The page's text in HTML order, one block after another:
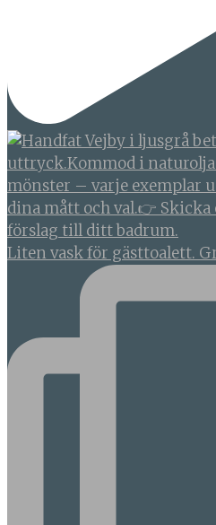
Liten vask för gästtoalett.